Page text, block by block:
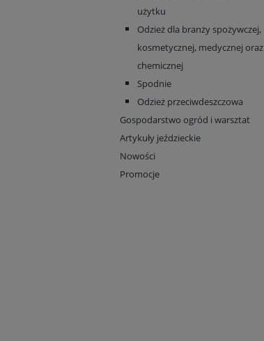
użytku
Odzież dla branży spożywczej,
kosmetycznej, medycznej oraz
chemicznej
Spodnie
Odzież przeciwdeszczowa
Gospodarstwo ogród i warsztat
Artykuły jeździeckie
Nowości
Promocje